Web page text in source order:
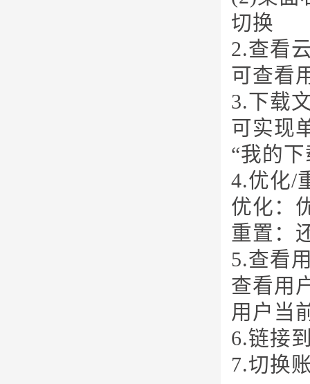
切换
2.查看
可查看
3.下载
可实现
“我的
4.优化/
优化：
重置：
5.查看
查看用
用户当
6.链接
7.切换